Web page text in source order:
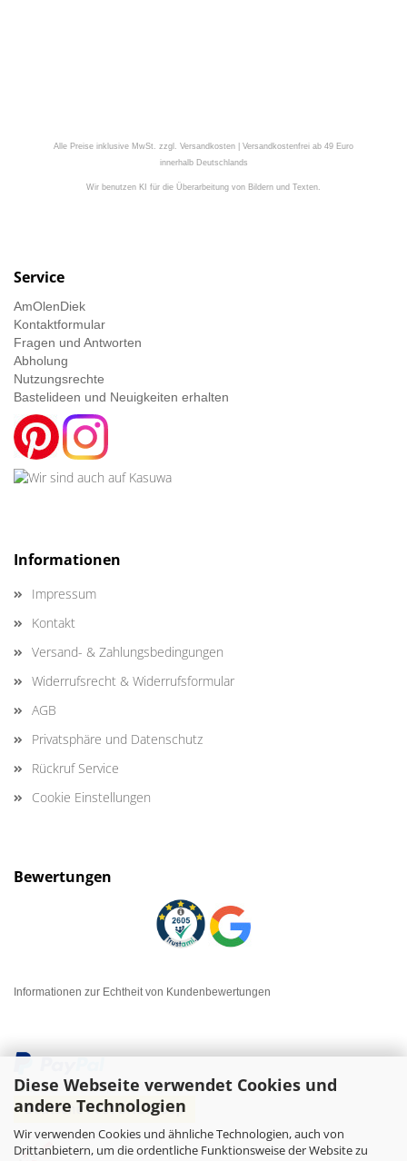
Diese Webseite verwendet Cookies und
andere Technologien
Wir verwenden Cookies und ähnliche Technologien, auch von
Drittanbietern, um die ordentliche Funktionsweise der Website zu
Alle Preise inklusive MwSt. zzgl. Versandkosten | Versandkostenfrei ab 49 Euro
innerhalb Deutschlands
Wir benutzen KI für die Überarbeitung von Bildern und Texten.
Service
AmOlenDiek
Kontaktformular
Fragen und Antworten
Abholung
Nutzungsrechte
Bastelideen und Neuigkeiten erhalten
Informationen
Impressum
Kontakt
Versand- & Zahlungsbedingungen
Widerrufsrecht & Widerrufsformular
AGB
Privatsphäre und Datenschutz
Rückruf Service
Cookie Einstellungen
Bewertungen
Informationen zur Echtheit von Kundenbewertungen